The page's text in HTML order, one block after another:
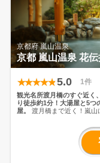
京都府 嵐山温泉
京都 嵐山温泉 花
5.0 1件
観光名所渡月橋のすぐ近く
り徒歩約1分！大湯屋と5つ
屋。
渡月橋まで近く！嵐山
原町など京都の中心街まで
好立地！天然温泉の嵐山温
切風呂＆夜鳴きそばも無料